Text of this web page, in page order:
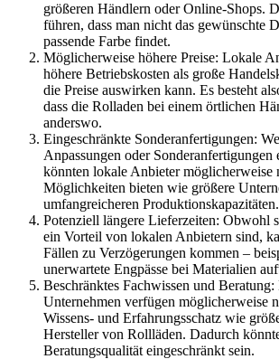
größeren Händlern oder Online-Shops.
führen, dass man nicht das gewünschte
passende Farbe findet.
Möglicherweise höhere Preise: Lokale
höhere Betriebskosten als große
die Preise auswirken kann. Es besteht
dass die Rolladen bei einem örtlichen
anderswo.
Eingeschränkte Sonderanfertigungen:
Anpassungen oder Sonderanfertigungen
könnten lokale Anbieter möglicherweise
Möglichkeiten bieten wie größere
umfangreicheren Produktionskapazitäten.
Potenziell längere Lieferzeiten: Obwohl
ein Vorteil von lokalen Anbietern sind,
Fällen zu Verzögerungen kommen –
unerwartete Engpässe bei Materialien
Beschränktes Fachwissen und
Unternehmen verfügen möglicherweise
Wissens- und Erfahrungsschatz wie
Hersteller von Rollläden. Dadurch
Beratungsqualität eingeschränkt sein.